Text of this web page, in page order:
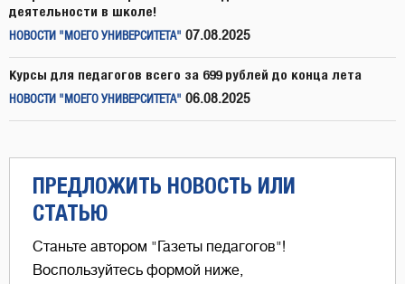
деятельности в школе!
НОВОСТИ "МОЕГО УНИВЕРСИТЕТА" 07.08.2025
Курсы для педагогов всего за 699 рублей до конца лета
НОВОСТИ "МОЕГО УНИВЕРСИТЕТА" 06.08.2025
ПРЕДЛОЖИТЬ НОВОСТЬ ИЛИ
СТАТЬЮ
Станьте автором "Газеты педагогов"!
Воспользуйтесь формой ниже,